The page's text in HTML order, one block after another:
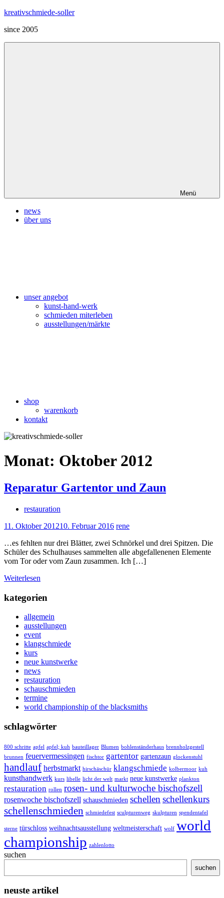
Zum
springen
kreativschmiede-soller
since 2005
Menü
news
über uns
unser angebot
kunst-hand-werk
schmieden miterleben
ausstellungen/märkte
shop
warenkorb
kontakt
Monat: Oktober 2012
Reparatur Gartentor und Zaun
restauration
11. Oktober 201210. Februar 2016 rene
…es fehlten nur drei Blätter, zwei Schnörkel und drei Spitzen. Die
Schüler des Schulhauses sammelten alle abgefallenenen Elemente
vom Tor oder vom Zaun zusammen. Ich […]
Weiterlesen
kategorien
allgemein
ausstellungen
event
klangschmiede
kurs
neue kunstwerke
news
restauration
schauschmieden
termine
world championship of the blacksmiths
schlagwörter
800 schritte apfel apfel; kuh bauteillager Blumen bohlenständerhaus brennholzgestell
brunnen feuervermessingen fischtor gartentor gartenzaun glockenstuhl
handlauf herbstmarkt hirschäschür klangschmiede kolbermoor kuh
kunsthandwerk kurs libelle licht der welt markt neue kunstwerke plankton
restauration rollen rosen- und kulturwoche bischofszell
rosenwoche bischofszell schauschmieden schellen schellenkurs
schellenschmieden schmiedefest sculpturenweg skulpturen spendentafel
sterne türschloss weihnachtsausstellung weltmeisterschaft wolf world
championship zahlenlotto
suchen
suchen
neuste artikel